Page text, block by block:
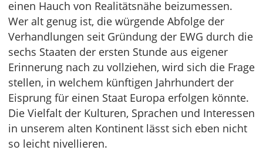
einen Hauch von Realitätsnähe beizumessen.
Wer alt genug ist, die würgende Abfolge der
Verhandlungen seit Gründung der EWG durch die
sechs Staaten der ersten Stunde aus eigener
Erinnerung nach zu vollziehen, wird sich die Frage
stellen, in welchem künftigen Jahrhundert der
Eisprung für einen Staat Europa erfolgen könnte.
Die Vielfalt der Kulturen, Sprachen und Interessen
in unserem alten Kontinent lässt sich eben nicht
so leicht nivellieren.